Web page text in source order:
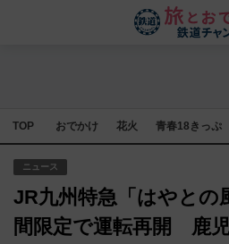
TOP おでかけ 花火 青春18きっぷ
ニュース
JR九州特急「はやとの
間限定で運転再開 鹿